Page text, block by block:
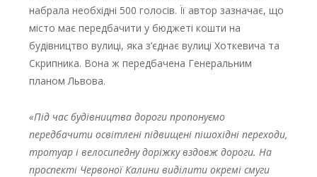
набрала необхідні 500 голосів. Її автор зазначає, що
місто має передбачити у бюджеті кошти на
будівництво вулиці, яка з’єднає вулиці Хоткевича та
Скрипника. Вона ж передбачена Генеральним
планом Львова.
«Під час будівництва дороги пропонуємо
передбачити освітлені підвищені пішохідні переходи,
тротуар і велосипедну доріжку вздовж дороги. На
проспекті Червоної Калини виділити окремі смуги